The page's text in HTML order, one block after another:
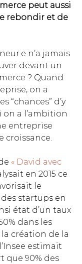
peut aussi
rebondir et de
n’a jamais
devant un
? Quand
on a
“chances” d’y
on a l’ambition
entreprise
croissance.
« David avec
en 2015 ce
le
startups en
état d’un taux
dans les
création de la
estimait
que 90% des